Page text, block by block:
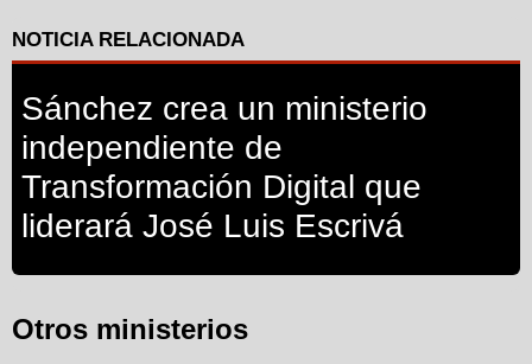
Sánchez crea un ministerio
independiente de
Transformación Digital que
liderará José Luis Escrivá
Otros ministerios